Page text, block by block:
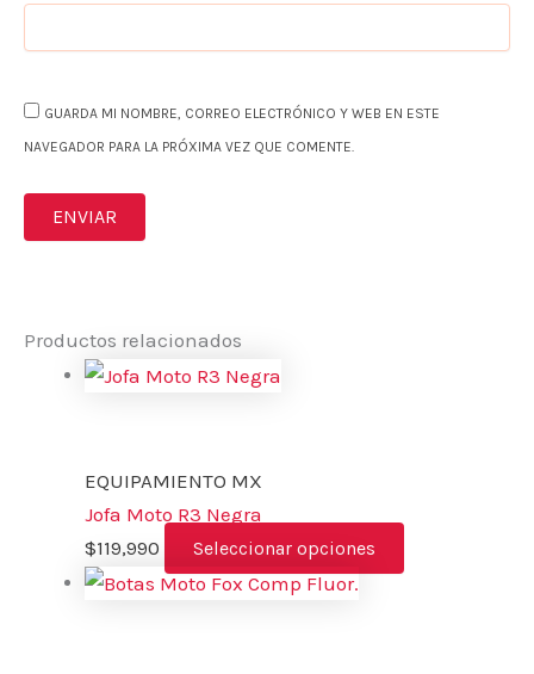
GUARDA MI NOMBRE, CORREO ELECTRÓNICO Y WEB EN ESTE
NAVEGADOR PARA LA PRÓXIMA VEZ QUE COMENTE.
Productos relacionados
EQUIPAMIENTO MX
Jofa Moto R3 Negra
$119,990 Seleccionar opciones